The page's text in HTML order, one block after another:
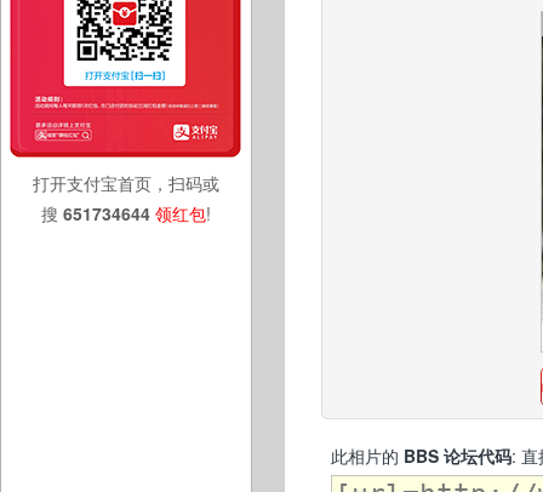
打开支付宝首页，扫码或
搜 651734644 领红包!
此相片的 BBS 论坛代码: 直